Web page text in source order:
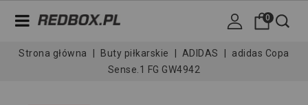
0
Strona główna Buty piłkarskie ADIDAS
adidas Copa
Sense.1 FG GW4942